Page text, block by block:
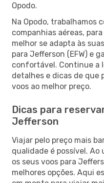
Opodo.
Na Opodo, trabalhamos
companhias aéreas,
melhor se adapta às
para Jefferson (EFW) e
confortável. Continue a
detalhes e dicas de que
voos ao melhor preço.
Dicas para
Jefferson
Viajar pelo preço mais
qualidade é possível. Ao
os seus voos para
melhores opções. Aqui